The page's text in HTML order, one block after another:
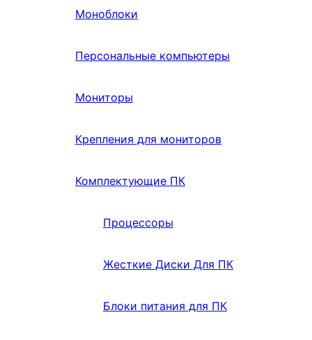
Моноблоки
Персональные компьютеры
Мониторы
Крепления для мониторов
Комплектующие ПК
Процессоры
Жесткие Диски Для ПК
Блоки питания для ПК